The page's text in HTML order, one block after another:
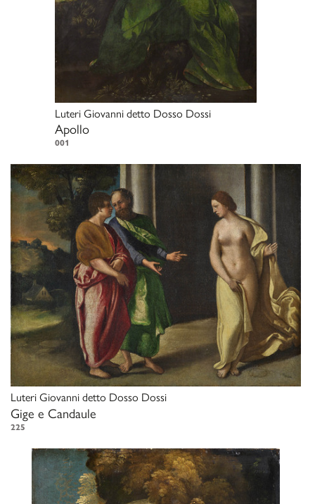
Luteri Giovanni detto Dosso Dossi
Apollo
001
Luteri Giovanni detto Dosso Dossi
Gige e Candaule
225